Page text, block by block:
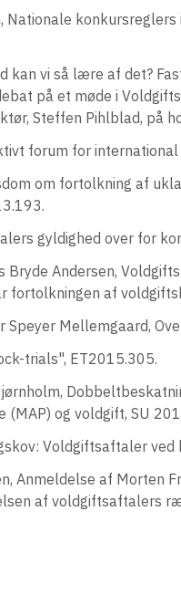
Nationale
kan vi så lære af det?
på et møde i
Steffen Pihlblad, på
forum for
om fortolkning af
gyldighed over for
Bryde Andersen,
fortolkningen af
Speyer Mellemgaard,
trials", ET2015.305.
(MAP) og voldgift, SU
Voldgiftsaftaler ved
Anmeldelse af Morten
af voldgiftsaftalers